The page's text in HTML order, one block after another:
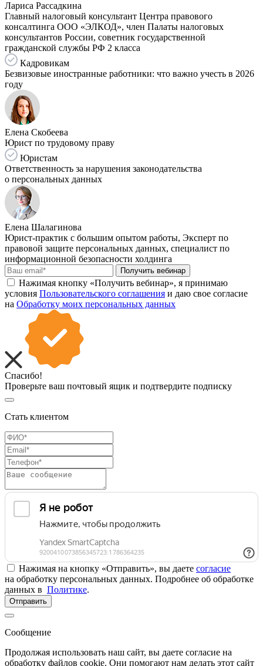
Лариса Рассадкина
Главный налоговый консультант Центра правового
консалтинга ООО «ЭЛКОД», член Палаты налоговых
консультантов России, советник государственной
гражданской службы РФ 2 класса
Кадровикам
Безвизовые иностранные работники: что важно учесть в 2026
году
Елена Скобеева
Юрист по трудовому праву
Юристам
Ответственность за нарушения законодательства
о персональных данных
Елена Шалагинова
Юрист-практик с большим опытом работы, Эксперт по
правовой защите персональных данных, специалист по
информационной безопасности холдинга
Получить вебинар
Нажимая кнопку «Получить вебинар», я принимаю
условия Пользовательского соглашения и даю свое согласие
на Обработку моих персональных данных
Спасибо!
Проверьте ваш почтовый ящик и подтвердите подписку
Стать клиентом
Нажимая на кнопку «Отправить», вы даете согласие
на обработку персональных данных. Подробнее об обработке
данных в Политике.
Отправить
Сообщение
Продолжая использовать наш сайт, вы даете согласие на
обработку файлов cookie. Они помогают нам делать этот сайт